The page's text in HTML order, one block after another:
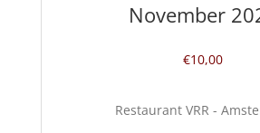
November
€10,00
Restaurant VRR -